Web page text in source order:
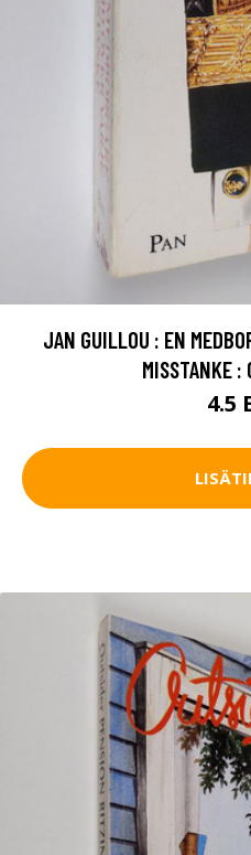
JAN GUILLOU : EN
MISSTANKE :
4.5